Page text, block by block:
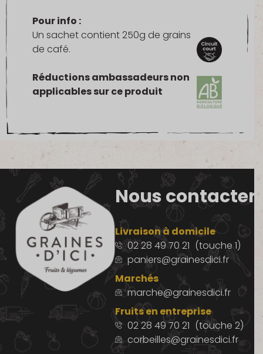
Pour info :
Un sachet contient 250g de grains
de café.
Réductions ambassadeurs non
applicables sur ce produit
Nous contacter
Livraison à domicile
02 28 49 70 21 (touche 1)
paniers@grainesdici.fr
Marchés
marche@grainesdici.fr
Fruits en entreprise
02 28 49 70 21 (touche 2)
corbeilles@grainesdici.fr